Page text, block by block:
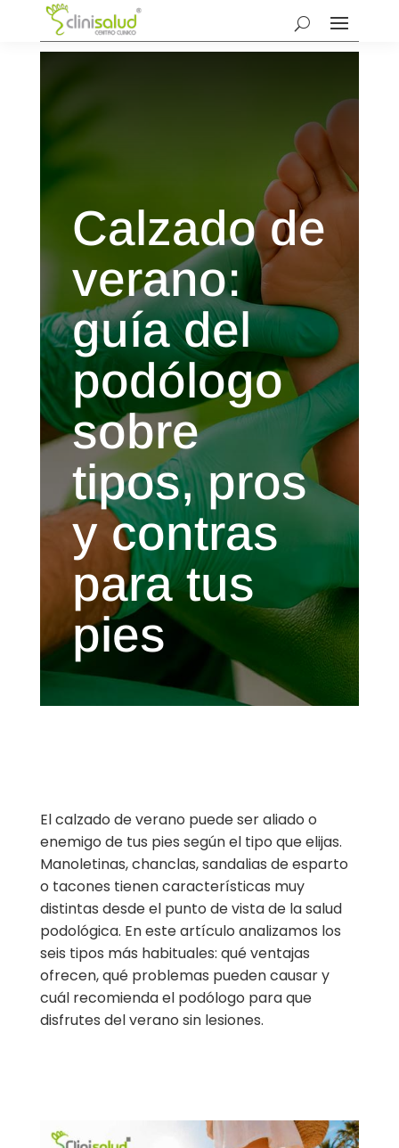
Calzado de
verano:
guía del
podólogo
sobre
tipos, pros
y contras
para tus
pies
El calzado de verano puede ser aliado o
enemigo de tus pies según el tipo que elijas.
Manoletinas, chanclas, sandalias de esparto
o tacones tienen características muy
distintas desde el punto de vista de la salud
podológica. En este artículo analizamos los
seis tipos más habituales: qué ventajas
ofrecen, qué problemas pueden causar y
cuál recomienda el podólogo para que
disfrutes del verano sin lesiones.